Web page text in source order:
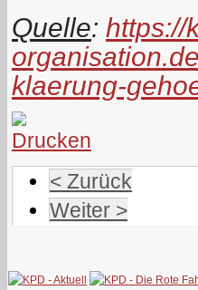
Quelle: https://
klaerung-
< Zurück
Weiter >